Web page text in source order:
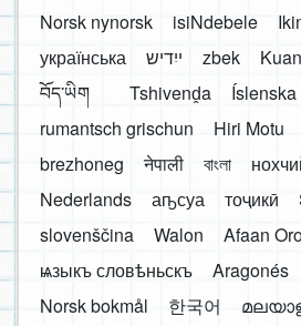
Norsk nynorsk
isiNdebele
українська
ייִדיש zbek
བོད་ཡིག
Tshivenḓa Íslenska
rumantsch grischun
Hiri Motu
brezhoneg
नेपाली বাংলা
Nederlands
аҧсуа тоҷикӣ
slovenščina
Walon Afaan
ѩзыкъ словѣньскъ
Aragonés
Norsk bokmål
한국어